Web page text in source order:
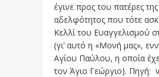
έγινε προς του πατέρες
αδελφότητος που τότε
Κελλί του Ευαγγελισμού
(γι’ αυτό η «Μονή μας»,
Αγίου Παύλου, η οποία
τον Άγιο Γεώργιο). Πηγή: